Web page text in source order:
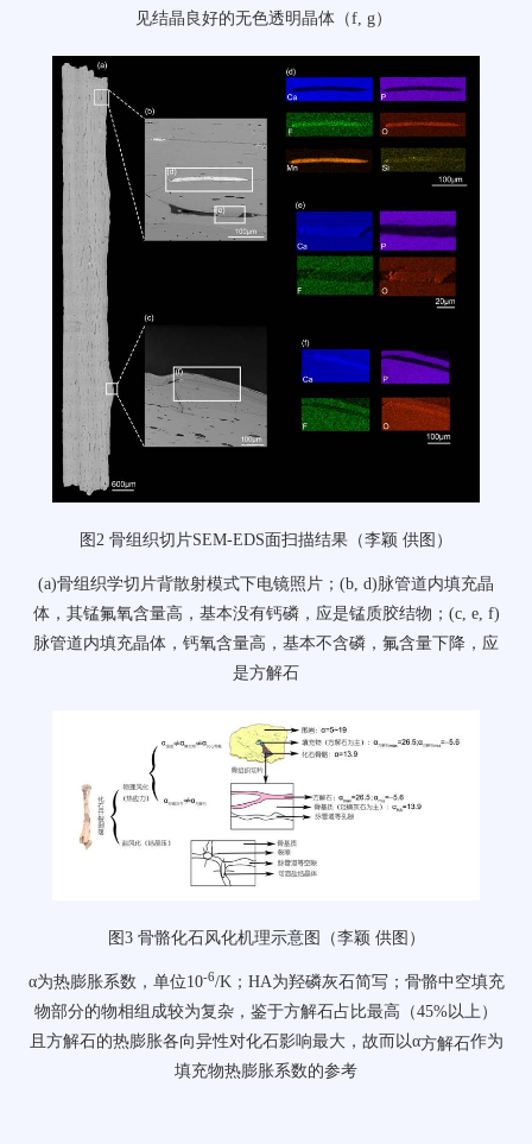
见结晶良好的无色透明晶体（f, g）
图 2 骨组织切片SEM-EDS面扫描结果 （李颖 供图）
(a)骨组织学切片背散射模式下电镜照片； (b, d)脉管道内填充晶
体，其锰氟氧含量高，基本没有钙磷，应是锰质胶结物； (c, e, f)
脉管道内填充晶体，钙氧含量高，基本不含磷，氟含量下降，应
是方解石
图 3 骨骼化石风化机理示意图（李颖 供图）
α为热膨胀系数，单位10-6/K ； HA为羟磷灰石简写；骨骼中空填充
物部分的物相组成较为复杂，鉴于方解石占比最高（45%以上）
且方解石的热膨胀各向异性对化石影响最大，故而以α方解石作为
填充物热膨胀系数的参考